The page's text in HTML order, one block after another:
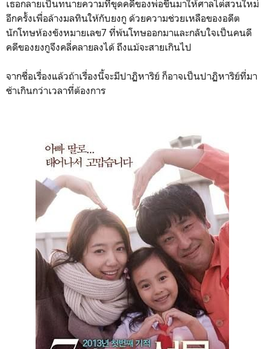
เธอกลายเป็นทนายความที่ขุดคดีของพ่อขึ้นมาให้ศาลไต่สวนใหม่
อีกครั้งเพื่อล้างมลทินให้กับยงกู ด้วยความช่วยเหลือของอดีต
นักโทษห้องขังหมายเลข7 ที่พ้นโทษออกมาและกลับใจเป็นคนดี
คดีของยงกูจึงคลี่คลายลงได้ ถึงแม้จะสายเกินไป
จากชื่อเรื่องแล้วถ้าเรื่องนี้จะมีปาฏิหาริย์ ก็อาจเป็นปาฏิหาริย์ที่มา
ช้าเกินกว่าเวลาที่ต้องการ